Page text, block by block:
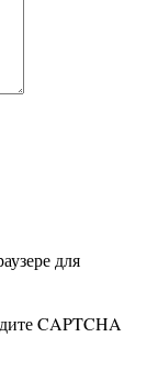
для
CAPTCHA